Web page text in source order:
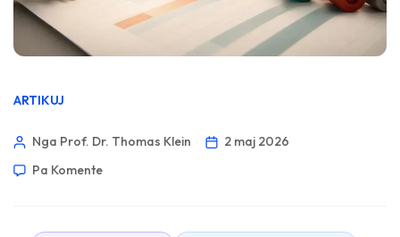
ARTIKUJ
Nga Prof. Dr. Thomas Klein
2 maj 2026
Pa Komente